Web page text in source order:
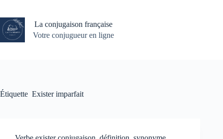
contenu
La conjugaison française
Votre conjugueur en ligne
Étiquette Exister imparfait